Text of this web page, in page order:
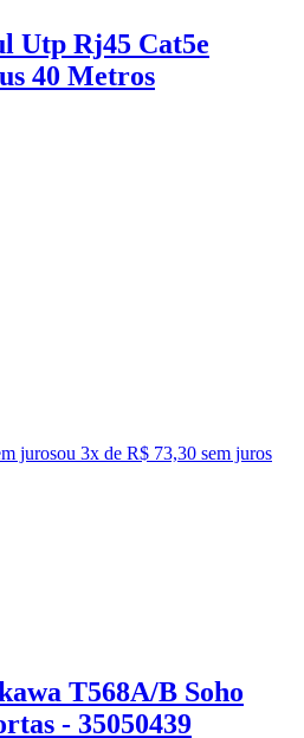
Utp Rj45 Cat5e
40 Metros
jurosou 3x de R$ 73,30 sem juros
T568A/B Soho
- 35050439